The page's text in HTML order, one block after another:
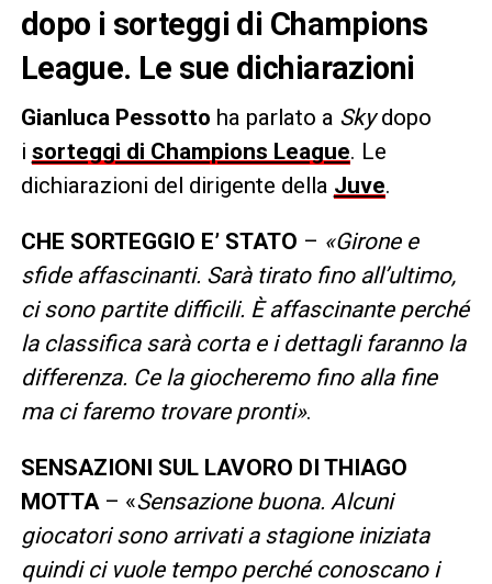
dopo i sorteggi di Champions
League. Le sue dichiarazioni
Gianluca Pessotto ha parlato a Skydopo
i sorteggi di Champions League. Le
dichiarazioni del dirigente della Juve.
CHE SORTEGGIO E’ STATO – «Girone e
sfide affascinanti. Sarà tirato fino all’ultimo,
ci sono partite difficili. È affascinante perché
la classifica sarà corta e i dettagli faranno la
differenza. Ce la giocheremo fino alla fine
ma ci faremo trovare pronti».
SENSAZIONI SUL LAVORO DI THIAGO
MOTTA– «Sensazione buona. Alcuni
giocatori sono arrivati a stagione iniziata
quindi ci vuole tempo perché conoscano i